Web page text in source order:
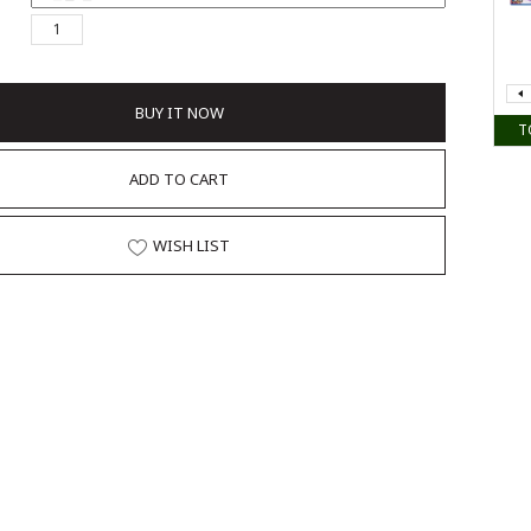
BUY IT NOW
ADD TO CART
WISH LIST